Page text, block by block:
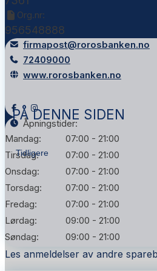
PÅ DENNE SIDEN
Tidligere
Org.nr:
956548888
firmapost@rorosbanken.no
72409000
www.rorosbanken.no
Åpningstider:
Mandag:
07:00 - 21:00
Tirsdag:
07:00 - 21:00
Onsdag:
07:00 - 21:00
Torsdag:
07:00 - 21:00
Fredag:
07:00 - 21:00
Lørdag:
09:00 - 21:00
Søndag:
09:00 - 21:00
Les anmeldelser av andre